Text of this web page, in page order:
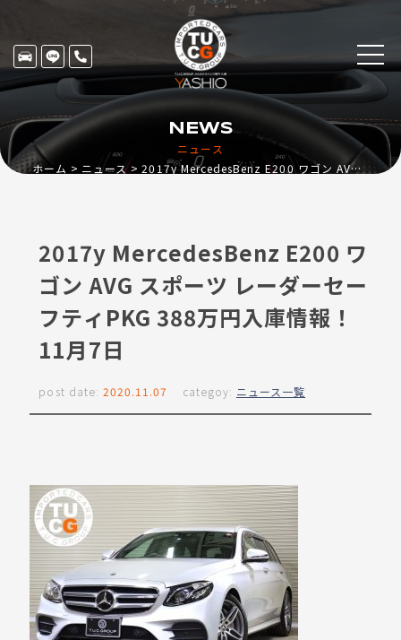
ニュース
NEWS
ホーム ニュース 2017y MercedesBenz E200 ワゴン AVG スポーツ レーダーセーフティPKG 388万円入庫情報！11月7日
2017y MercedesBenz E200 ワ
ゴン AVG スポーツ レーダーセー
フティPKG 388万円入庫情報！
11月7日
post date: 2020.11.07 categoy: ニュース一覧